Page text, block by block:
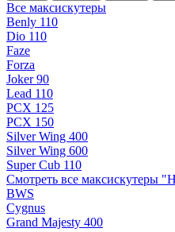
Все максискутеры
Benly 110
Dio 110
Faze
Forza
Joker 90
Lead 110
PCX 125
PCX 150
Silver Wing 400
Silver Wing 600
Super Cub 110
Смотреть все максискутеры
BWS
Cygnus
Grand Majesty 400